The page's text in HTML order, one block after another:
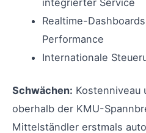
Realtime-
Performance
Internationale
Schwächen: Kostenniveau
oberhalb der KMU-
Mittelständler erstmals